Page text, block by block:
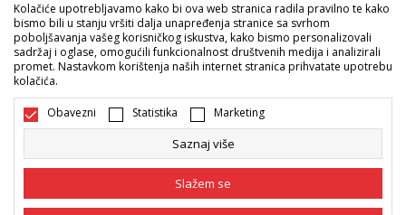
Bosna i Hercegovina Promijenite
Nastojimo da budemo što precizniji u opisu proizvoda, prikazu slika i
i bez grešaka. Svi artikli prikazani na sajtu su dio naše ponude i ne
podrazumijeva da su dostupni u svakom trenutku. Raspoloživost robe
Kolačiće upotrebljavamo kako bi ova web stranica radila pravilno te kako
bismo bili u stanju vršiti dalja unapređenja stranice sa svrhom
poboljšavanja vašeg korisničkog iskustva, kako bismo personalizovali
sadržaj i oglase, omogućili funkcionalnost društvenih medija i analizirali
promet. Nastavkom korištenja naših internet stranica prihvatate upotrebu
kolačića.
Obavezni Statistika Marketing
Saznaj više
Slažem se